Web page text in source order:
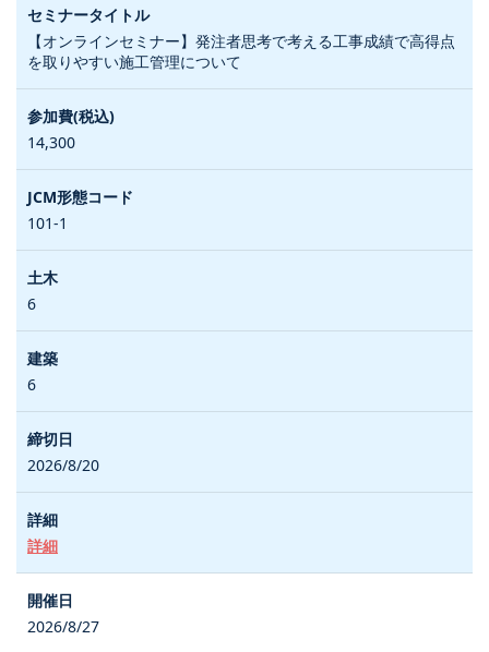
【オンラインセミナー】発注者思考で考える工事成績で高得点
を取りやすい施工管理について
14,300
101-1
6
6
2026/8/20
詳細
2026/8/27